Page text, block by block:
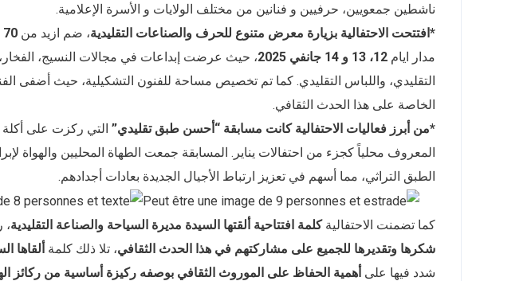
ناشطين جمعويين، حرفيين و فنانين من مختلف الولايات و الأسرة الإعلامية.
*افتتحت الاحتفالية بزيارة معرض متنوع للحرف والصناعات التقليدية، ضم ازيد من 70 عارضاً من 10 ولايات
مدار ايام 12، 13 و 14 جانفي 2025، حيث عرضت إبداعات في مجالات النسيج، الفخار،
التقليدي، واللباس التقليدي. كما تم تخصيص مساحة للفنون التشكيلية، حيث أضفى
الخاصة على هذا الحدث الثقافي.
*من أبرز فعاليات الاحتفالية كانت مسابقة “أحسن طبق تقليدي” التي ركزت على أكلة
المعروف محلياً كجزء من احتفالات يناير. المسابقة جمعت الطهاة المحليين والهواة
الطبق التراثي، مما أسهم في تعزيز ارتباط الأجيال الجديدة بعادات أجدادهم.
كما تضمنت الاحتفاليةكلمة افتتاحية ألقتها السيدة مديرة السياحة والصناعة التقليدية،
شكرها وتقديرها للجميع على مشاركتهم في هذا الحدث الثقافي، تلا ذلك كلمة ألقاها
شدد فيها على أهمية الحفاظ على الموروث الثقافي بوصفه ركيزة أساسية من ركائز